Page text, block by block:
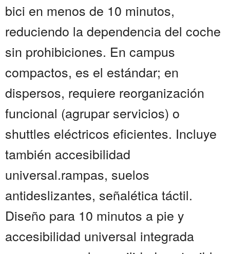
bici en menos de 10 minutos,
reduciendo la dependencia del coche
sin prohibiciones. En campus
compactos, es el estándar; en
dispersos, requiere reorganización
funcional (agrupar servicios) o
shuttles eléctricos eficientes. Incluye
también accesibilidad
universal.rampas, suelos
antideslizantes, señalética táctil.
Diseño para 10 minutos a pie y
accesibilidad universal integrada